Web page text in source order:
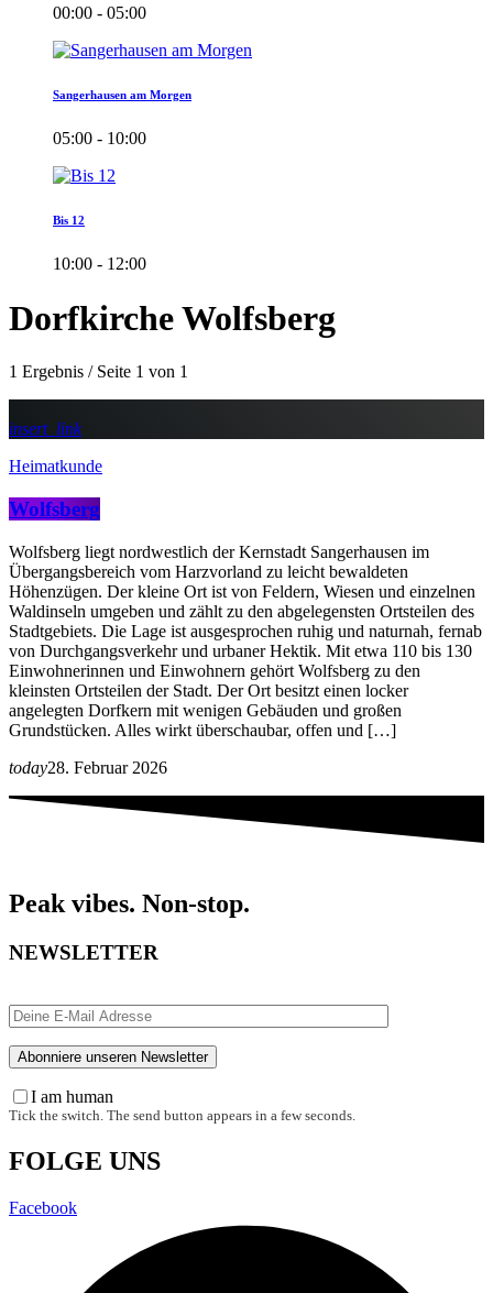
00:00 - 05:00
Sangerhausen am Morgen
05:00 - 10:00
Bis 12
10:00 - 12:00
Dorfkirche Wolfsberg
1 Ergebnis / Seite 1 von 1
insert_link
Heimatkunde
Wolfsberg
Wolfsberg liegt nordwestlich der Kernstadt Sangerhausen im
Übergangsbereich vom Harzvorland zu leicht bewaldeten
Höhenzügen. Der kleine Ort ist von Feldern, Wiesen und einzelnen
Waldinseln umgeben und zählt zu den abgelegensten Ortsteilen des
Stadtgebiets. Die Lage ist ausgesprochen ruhig und naturnah, fernab
von Durchgangsverkehr und urbaner Hektik. Mit etwa 110 bis 130
Einwohnerinnen und Einwohnern gehört Wolfsberg zu den
kleinsten Ortsteilen der Stadt. Der Ort besitzt einen locker
angelegten Dorfkern mit wenigen Gebäuden und großen
Grundstücken. Alles wirkt überschaubar, offen und […]
today28. Februar 2026
Peak vibes. Non-stop.
NEWSLETTER
I am human
Tick the switch. The send button appears in a few seconds.
FOLGE UNS
Facebook